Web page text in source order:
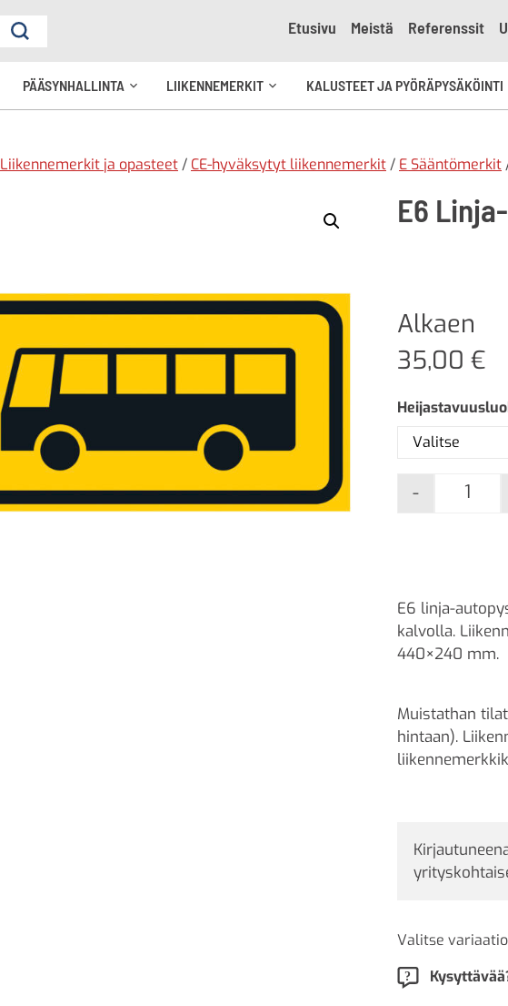
Hae
Etusivu Meistä Referenssit
PÄÄSYNHALLINTA
LIIKENNEMERKIT
KALUSTEET JA PYÖRÄPYSÄKÖINTI
Liikennemerkit ja opasteet / CE-hyväksytyt liikennemerkit / E Sääntömerkit
E6
Alkaen
35,00€
E6
-
E6 linja-
kalvolla.
440×240 mm.
Muistathan
hintaan).
Valitse